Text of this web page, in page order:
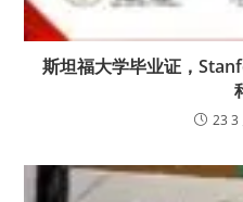
斯坦福大学毕业证，
23 3